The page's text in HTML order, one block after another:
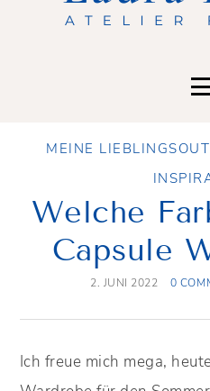
MEINE
Welche
Capsule
2. JUNI 2022 0
Ich freue mich mega,